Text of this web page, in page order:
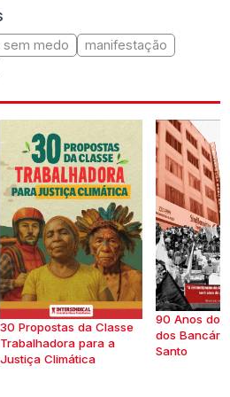
medo
manifestação
30 Propostas da Classe
Trabalhadora para a
Justiça Climática
90 Anos do
dos
Santo